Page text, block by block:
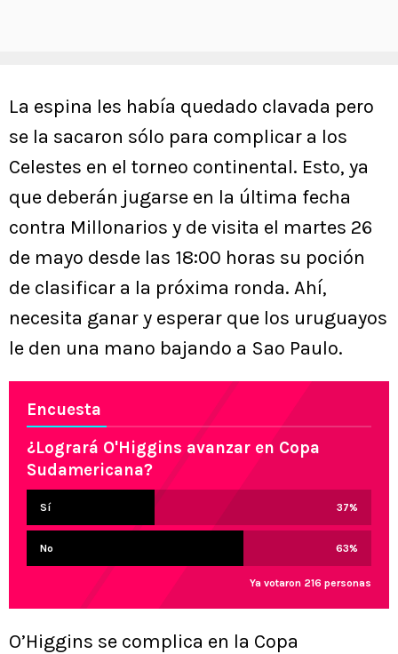
La espina les había quedado clavada pero
se la sacaron sólo para complicar a los
Celestes en el torneo continental. Esto, ya
que deberán jugarse en la última fecha
contra Millonarios y de visita el martes 26
de mayo desde las 18:00 horas su poción
de clasificar a la próxima ronda. Ahí,
necesita ganar y esperar que los uruguayos
le den una mano bajando a Sao Paulo.
Encuesta
¿Logrará O'Higgins avanzar en Copa
Sudamericana?
Sí 37%
No 63%
Ya votaron 216 personas
O’Higgins se complica en la Copa